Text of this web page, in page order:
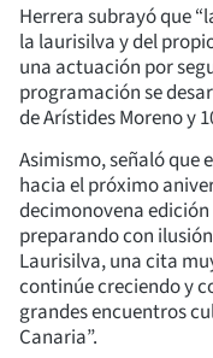
Herrera subrayó que
la laurisilva y del
una actuación por
programación se
de Arístides Moreno y
Asimismo, señaló que
hacia el próximo
decimonovena
preparando con
Laurisilva, una cita
continúe creciendo y
grandes encuentros
Canaria”.